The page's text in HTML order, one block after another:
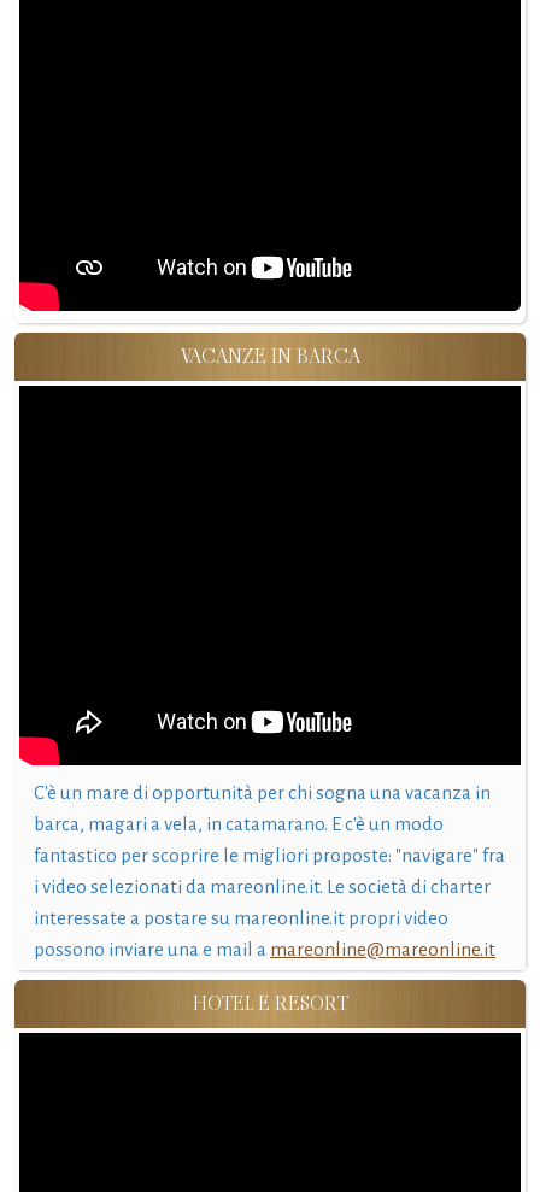
VACANZE IN BARCA
C'è un mare di opportunità per chi sogna una vacanza in
barca, magari a vela, in catamarano. E c'è un modo
fantastico per scoprire le migliori proposte: "navigare" fra
i video selezionati da mareonline.it. Le società di charter
interessate a postare su mareonline.it propri video
possono inviare una e mail a mareonline@mareonline.it
HOTEL E RESORT